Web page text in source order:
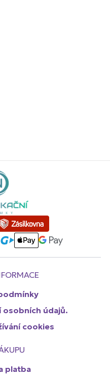
osobních údajů.
cookies
platba